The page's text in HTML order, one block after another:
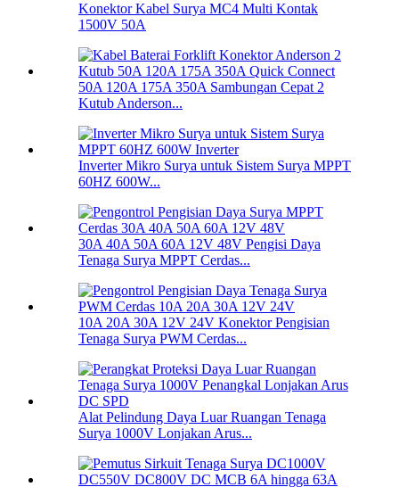
Konektor Kabel Surya MC4 Multi Kontak
1500V 50A
50A 120A 175A 350A Sambungan Cepat 2
Kutub Anderson...
Inverter Mikro Surya untuk Sistem Surya MPPT
60HZ 600W...
30A 40A 50A 60A 12V 48V Pengisi Daya
Tenaga Surya MPPT Cerdas...
10A 20A 30A 12V 24V Konektor Pengisian
Tenaga Surya PWM Cerdas...
Alat Pelindung Daya Luar Ruangan Tenaga
Surya 1000V Lonjakan Arus...